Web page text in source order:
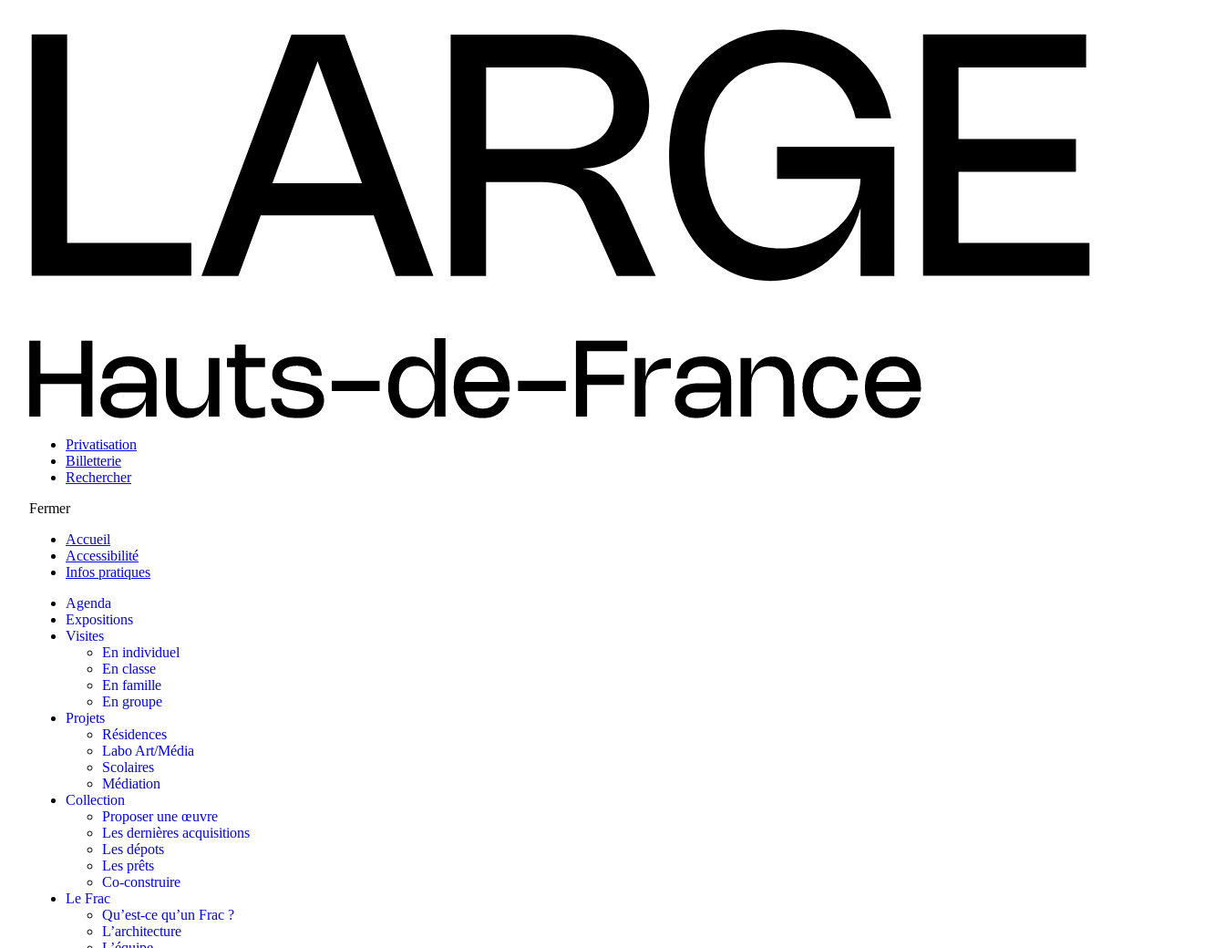
Privatisation
Billetterie
Rechercher
Fermer
Accueil
Accessibilité
Infos pratiques
Agenda
Expositions
Visites
En individuel
En classe
En famille
En groupe
Projets
Résidences
Labo Art/Média
Scolaires
Médiation
Collection
Proposer une œuvre
Les dernières acquisitions
Les dépots
Les prêts
Co-construire
Le Frac
Qu’est-ce qu’un Frac ?
L’architecture